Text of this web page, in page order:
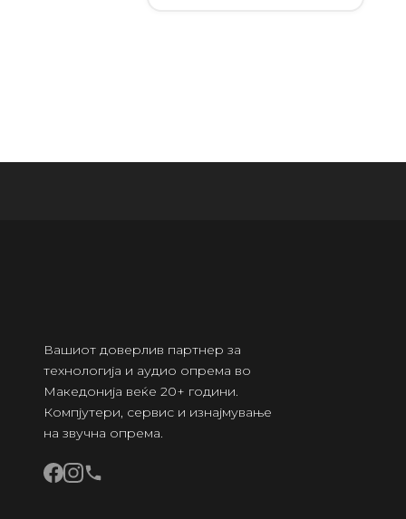
Вашиот доверлив партнер за
технологија и аудио опрема во
Македонија веќе 20+ години.
Компјутери, сервис и изнајмување
на звучна опрема.